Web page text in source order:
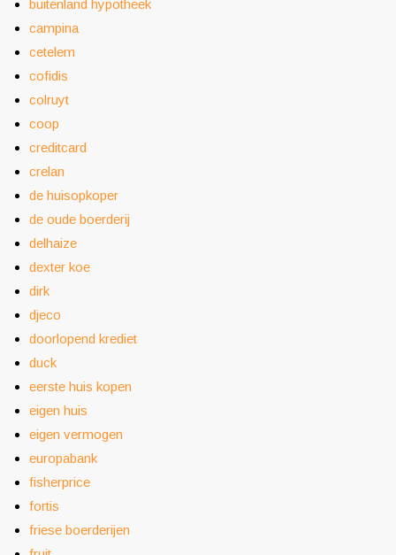
buitenland hypotheek
campina
cetelem
cofidis
colruyt
coop
creditcard
crelan
de huisopkoper
de oude boerderij
delhaize
dexter koe
dirk
djeco
doorlopend krediet
duck
eerste huis kopen
eigen huis
eigen vermogen
europabank
fisherprice
fortis
friese boerderijen